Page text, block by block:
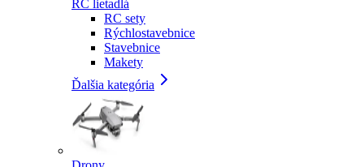
RC lietadlá
RC sety
Rýchlostavebnice
Stavebnice
Makety
Ďalšia kategória